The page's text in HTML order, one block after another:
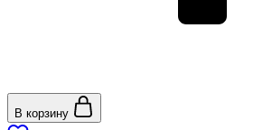
В корзину